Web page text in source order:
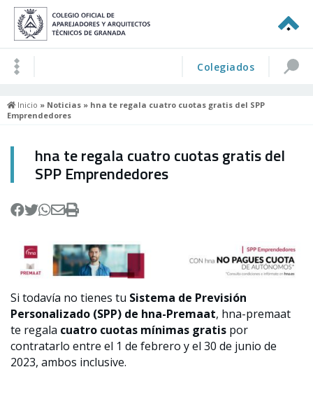
Colegiados
Inicio » Noticias » hna te regala cuatro cuotas gratis del SPP
Emprendedores
hna te regala cuatro cuotas gratis del
SPP Emprendedores
Si todavía no tienes tu Sistema de Previsión
Personalizado (SPP) de hna-Premaat, hna-premaat
te regala cuatro cuotas mínimas gratis por
contratarlo entre el 1 de febrero y el 30 de junio de
2023, ambos inclusive.